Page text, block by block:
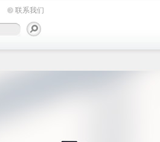
联系我们